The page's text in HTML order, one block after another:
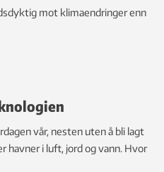
mot klimaendringer enn
vår, nesten uten å bli lagt
havner i luft, jord og vann. Hvor